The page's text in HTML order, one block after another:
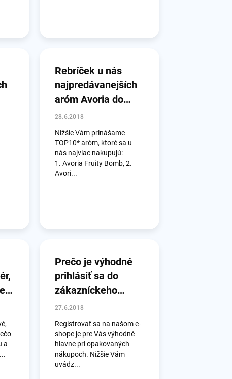
Rebríček u nás
najpredávanejších
aróm Avoria do
júna 2018
28.6.2018
Nižšie Vám prinášame
TOP10* aróm, ktoré sa u
nás najviac nakupujú:
1. Avoria Fruity Bomb, 2.
Avori...
a
Prečo je výhodné
prihlásiť sa do
zákazníckeho
konta pred
nakupovaním?
27.6.2018
Registrovať sa na našom e-
shope je pre Vás výhodné
hlavne pri opakovaných
nákupoch. Nižšie Vám
uvádz...